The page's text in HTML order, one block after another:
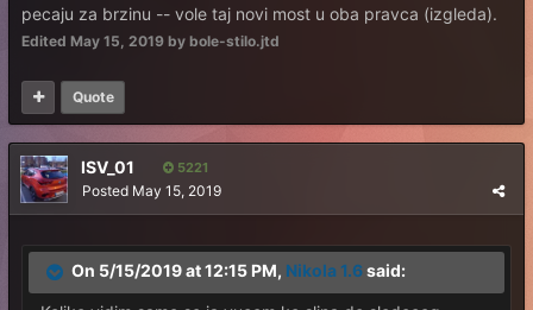
pecaju za brzinu -- vole taj novi most u oba pravca (izgleda).
Edited May 15, 2019 by bole-stilo.jtd
Quote
ISV_01 5221
Posted May 15, 2019
On 5/15/2019 at 12:15 PM, Nikola 1.6said: